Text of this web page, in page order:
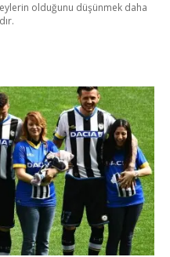
olduğunu düşünmek daha